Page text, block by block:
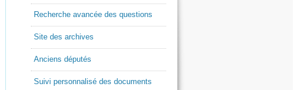
Recherche avancée des questions
Site des archives
Anciens députés
Suivi personnalisé des documents